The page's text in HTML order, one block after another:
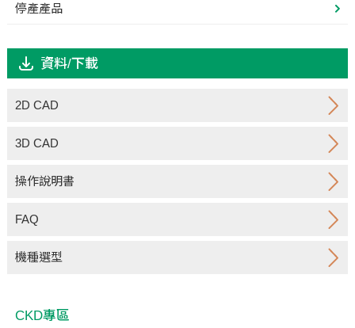
停產產品
資料/下載
2D CAD
3D CAD
操作說明書
FAQ
機種選型
CKD專區